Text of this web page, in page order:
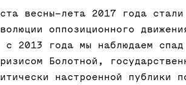
весны–лета 2017 года стали
оппозиционного
2013 года мы наблюдаем спад
Болотной,
настроенной публики